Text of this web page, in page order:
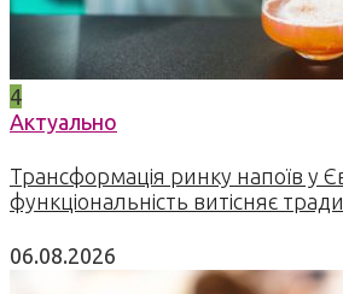
4
Актуально
Трансформація ринку напоїв у
функціональність витісняє
06.08.2026